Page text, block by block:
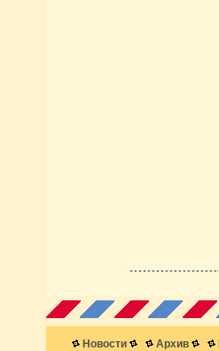
Новости Архив